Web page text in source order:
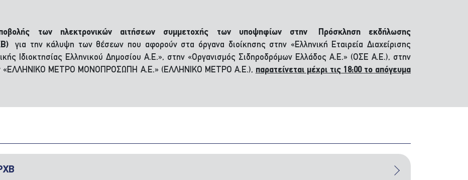
των ηλεκτρονικών αιτήσεων συμμετοχής των
υποψηφίων στην Πρόσκληση εκδήλωσης
για την κάλυψη των θέσεων που αφορούν στα όργανα διοίκησης στην «Ελληνική Εταιρεία Διαχείρισης
Ιδιοκτησίας Ελληνικού Δημοσίου Α.Ε.», στην «Οργανισμός Σιδηροδρόμων Ελλάδος Α.Ε.» (ΟΣΕ Α.Ε.), στην
«ΕΛΛΗΝΙΚΟ ΜΕΤΡΟ ΜΟΝΟΠΡΟΣΩΠΗ Α.Ε.» (ΕΛΛΗΝΙΚΟ ΜΕΤΡΟ Α.Ε.), παρατείνεται μέχρι τις 18:00 το απόγευμα